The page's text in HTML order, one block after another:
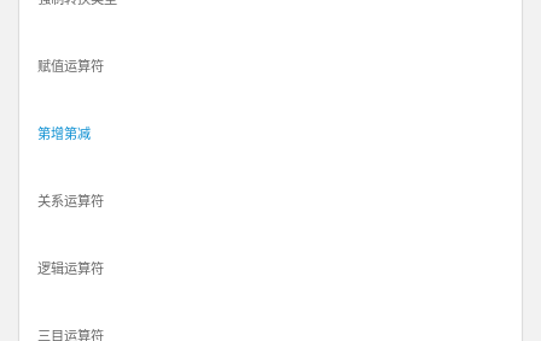
赋值运算符
第增第减
关系运算符
逻辑运算符
三目运算符